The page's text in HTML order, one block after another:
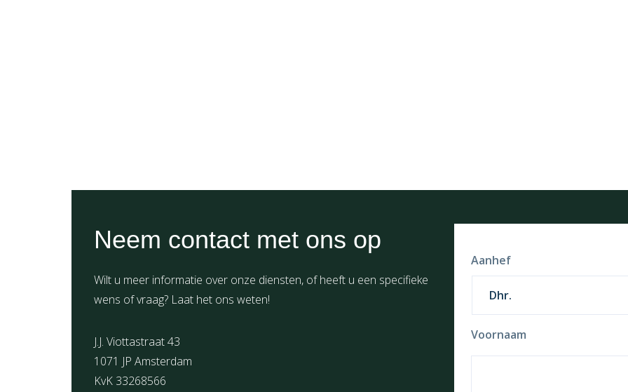
Neem contact met ons op
Wilt u meer informatie over onze diensten, of heeft u een specifieke
wens of vraag? Laat het ons weten!
J.J. Viottastraat 43
1071 JP Amsterdam
KvK 33268566
Aanhef
Voornaam